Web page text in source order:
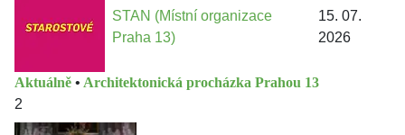
STAN (Místní organizace
Praha 13)
15. 07.
2026
Aktuálně • Architektonická procházka Prahou 13
2